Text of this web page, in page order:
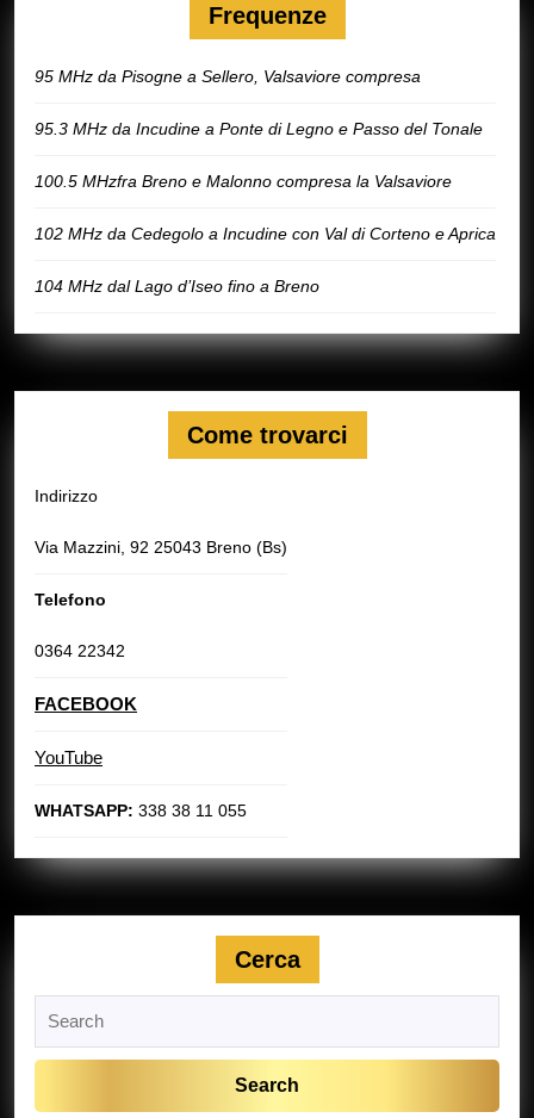
Frequenze
95 MHz da Pisogne a Sellero, Valsaviore compresa
95.3 MHz da Incudine a Ponte di Legno e Passo del Tonale
100.5 MHzfra Breno e Malonno compresa la Valsaviore
102 MHz da Cedegolo a Incudine con Val di Corteno e Aprica
104 MHz dal Lago d’Iseo fino a Breno
Come trovarci
Indirizzo
Via Mazzini, 92 25043 Breno (Bs)
Telefono
0364 22342
FACEBOOK
YouTube
WHATSAPP: 338 38 11 055
Cerca
for: